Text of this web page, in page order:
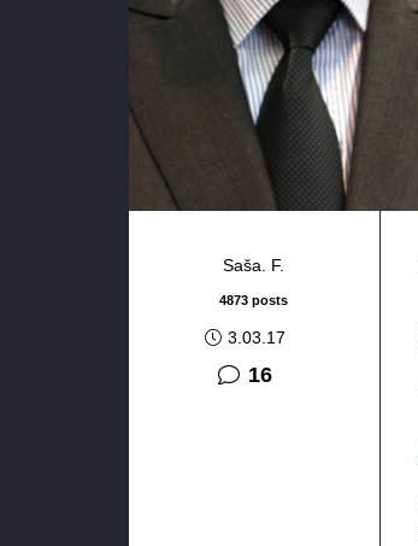
Saša. F.
4873 posts
3.03.17
16komentara